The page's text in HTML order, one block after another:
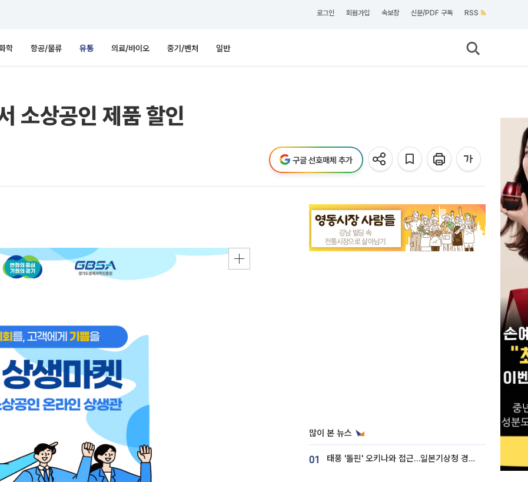
로그인 회원가입 속보창 신문/PDF 구독 RSS
학 항공/물류 유통 의료/바이오 중기/벤처 일반
소상공인 제품 할인
구글 선호매체 추가
많이 본 뉴스
01 태풍 '돌핀' 오키나와 접근…일본기상청 경로 업데이트